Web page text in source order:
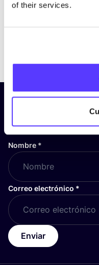
of their services.
¡Suscríbete a
y mantente
Nombre *
Correo electrónico *
Enviar